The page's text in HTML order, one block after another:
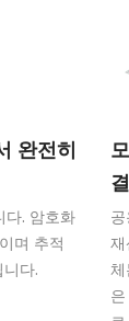
완전히
다. 암호화
며 추적
다.